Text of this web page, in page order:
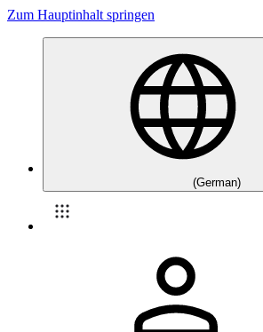
Zum Hauptinhalt springen
(German)